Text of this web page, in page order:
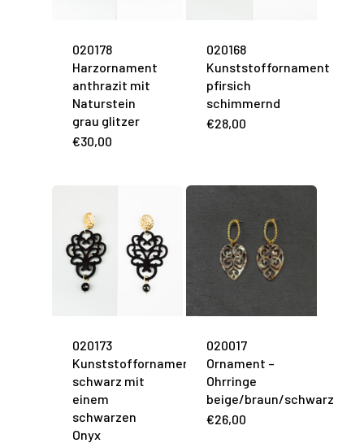
020178
Harzornament
anthrazit mit
Naturstein
grau glitzer
€30,00
020168
Kunststoffornament
pfirsich
schimmernd
€28,00
020173
Kunststoffornament
schwarz mit
einem
schwarzen
Onyx
020017
Ornament –
Ohrringe
beige/braun/schwarz
€26,00